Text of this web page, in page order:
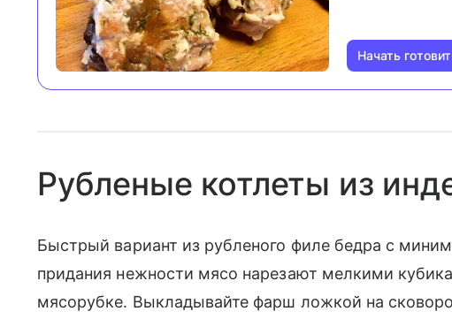
Начать
Рубленые котлеты из
Быстрый вариант из рубленого филе бедра с
придания нежности мясо нарезают мелкими
мясорубке. Выкладывайте фарш ложкой на